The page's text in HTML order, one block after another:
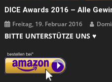
DICE Awards 2016 – Alle
Freitag, 19. Februar 2016
BITTE UNTERSTÜTZE UNS ♥